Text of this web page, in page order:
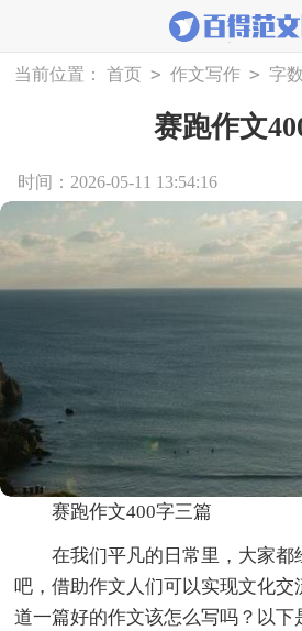
当前位置： 首页 > 作文写作 > 字
赛跑作文
时间：2026-05-11 13:54:16
赛跑作文400字三篇
在我们平凡的日常里，大家都
吧，借助作文人们可以实现文化交
道一篇好的作文该怎么写吗？以下